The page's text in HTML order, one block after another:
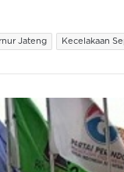
Jateng Kecelakaan